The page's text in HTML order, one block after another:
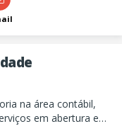
na área contábil,
em abertura e